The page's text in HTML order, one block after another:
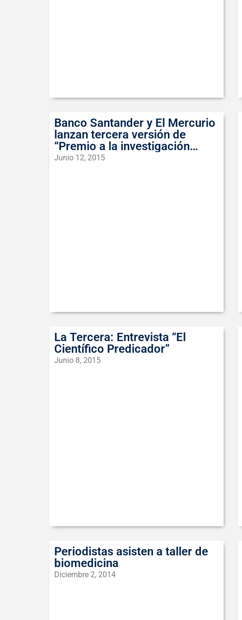
Banco Santander y El Mercurio
lanzan tercera versión de
“Premio a la investigación
científica universitaria”
Junio 12, 2015
La Tercera: Entrevista “El
Científico Predicador”
Junio 8, 2015
Periodistas asisten a taller de
biomedicina
Diciembre 2, 2014